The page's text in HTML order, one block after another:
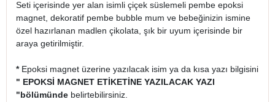
Seti içerisinde yer alan isimli çiçek süslemeli pembe epoksi
magnet, dekoratif pembe bubble mum ve bebeğinizin ismine
özel hazırlanan madlen çikolata, şık bir uyum içerisinde bir
araya getirilmiştir.
*Epoksi magnet üzerine yazılacak isim ya da kısa yazı bilgisini
" EPOKSİ MAGNET ETİKETİNE YAZILACAK YAZI
"bölümünde belirtebilirsiniz.